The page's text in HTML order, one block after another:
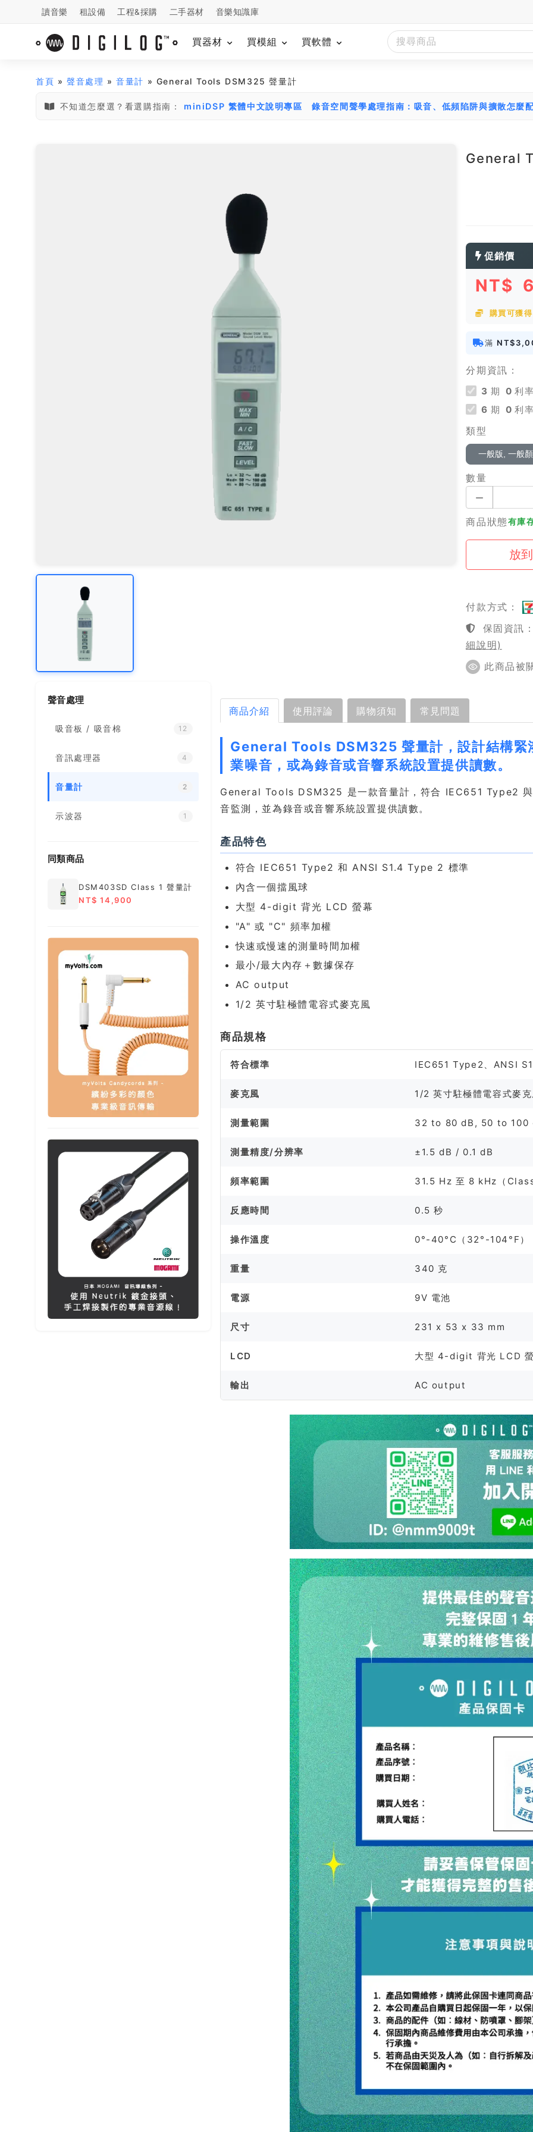
讀音樂 租設備 工程&採購 二手器材 音樂知識庫
買器材 買模組 買軟體
首頁 »聲音處理 »音量計 » General Tools DSM325 聲量計
不知道怎麼選？看選購指南： miniDSP 繁體中文說明專區 錄音空間聲學處理指南：吸音、低頻陷阱與擴散怎麼
General
促銷價
NT$
購買可獲
滿
分期資訊：
3 期 0 利
6 期 0 利
類型
一般版, 一般
數量
商品狀態有庫
付款方式：
保固資訊
細說明)
此商品被
聲音處理
吸音板 / 吸音棉 12
音訊處理器 4
音量計 2
示波器 1
同類商品
DSM403SD Class 1 聲量計
NT$ 14,900
商品介紹 使用評論 購物須知 常見問題
General Tools DSM325 聲量計，設計結構緊
業噪音，或為錄音或音響系統設置提供讀數。
General Tools DSM325 是一款音量計，符合 IEC651 Type2
音監測，並為錄音或音響系統設置提供讀數。
產品特色
符合 IEC651 Type2 和 ANSI S1.4 Type 2 標準
內含一個擋風球
大型 4-digit 背光 LCD 螢幕
"A" 或 "C" 頻率加權
快速或慢速的測量時間加權
最小/最大內存＋數據保存
AC output
1/2 英寸駐極體電容式麥克風
商品規格
符合標準 IEC651 Type2、ANSI
麥克風 1/2 英寸駐極體電容式麥
測量範圍 32 to 80 dB, 50 to 100
測量精度/分辨率 ±1.5 dB / 0.1 dB
頻率範圍 31.5 Hz 至 8 kHz（
反應時間 0.5 秒
操作溫度 0°-40°C（32°-104°F）
重量 340 克
電源 9V 電池
尺寸 231 x 53 x 33 mm
LCD 大型 4-digit 背光 LCD
輸出 AC output